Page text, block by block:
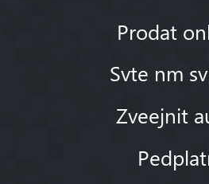
Prodat
Svte nm
Zveejnit